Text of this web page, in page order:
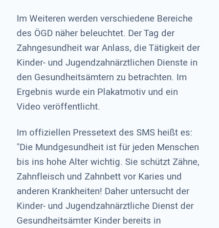
Im Weiteren werden verschiedene Bereiche
des ÖGD näher beleuchtet. Der Tag der
Zahngesundheit war Anlass, die Tätigkeit der
Kinder- und Jugendzahnärztlichen Dienste in
den Gesundheitsämtern zu betrachten. Im
Ergebnis wurde ein Plakatmotiv und ein
Video veröffentlicht.
Im offiziellen Pressetext des SMS heißt es:
"Die Mundgesundheit ist für jeden Menschen
bis ins hohe Alter wichtig. Sie schützt Zähne,
Zahnfleisch und Zahnbett vor Karies und
anderen Krankheiten! Daher untersucht der
Kinder- und Jugendzahnärztliche Dienst der
Gesundheitsämter Kinder bereits in